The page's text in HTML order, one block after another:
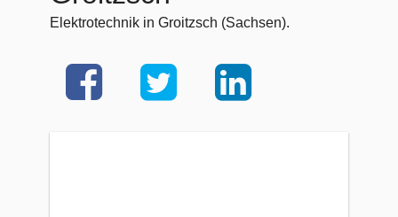
Elektrotechnik in Groitzsch (Sachsen).